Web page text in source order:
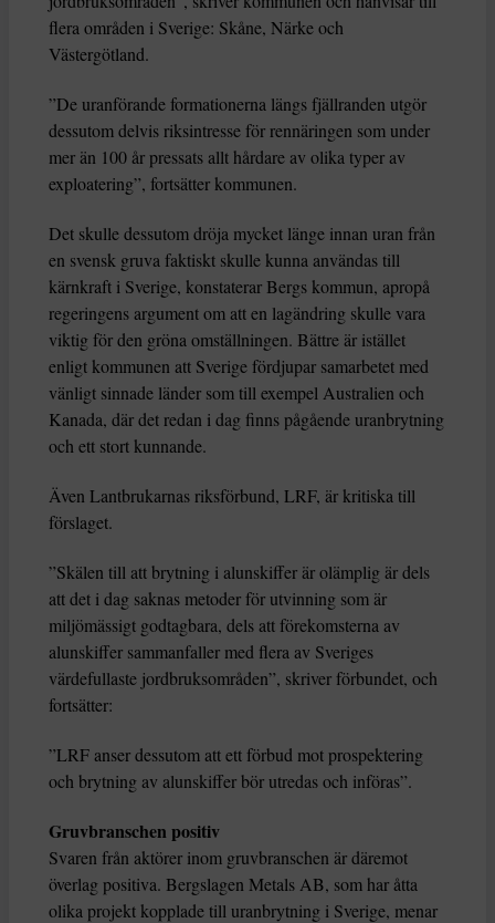
flera områden i Sverige: Skåne, Närke och
Västergötland.
”De uranförande formationerna längs fjällranden utgör
dessutom delvis riksintresse för rennäringen som under
mer än 100 år pressats allt hårdare av olika typer av
exploatering”, fortsätter kommunen.
Det skulle dessutom dröja mycket länge innan uran från
en svensk gruva faktiskt skulle kunna användas till
kärnkraft i Sverige, konstaterar Bergs kommun, apropå
regeringens argument om att en lagändring skulle vara
viktig för den gröna omställningen. Bättre är istället
enligt kommunen att Sverige fördjupar samarbetet med
vänligt sinnade länder som till exempel Australien och
Kanada, där det redan i dag finns pågående uranbrytning
och ett stort kunnande.
Även Lantbrukarnas riksförbund, LRF, är kritiska till
förslaget.
”Skälen till att brytning i alunskiffer är olämplig är dels
att det i dag saknas metoder för utvinning som är
miljömässigt godtagbara, dels att förekomsterna av
alunskiffer sammanfaller med flera av Sveriges
värdefullaste jordbruksområden”, skriver förbundet, och
fortsätter:
”LRF anser dessutom att ett förbud mot prospektering
och brytning av alunskiffer bör utredas och införas”.
Gruvbranschen positiv
Svaren från aktörer inom gruvbranschen är däremot
överlag positiva. Bergslagen Metals AB, som har åtta
olika projekt kopplade till uranbrytning i Sverige, menar